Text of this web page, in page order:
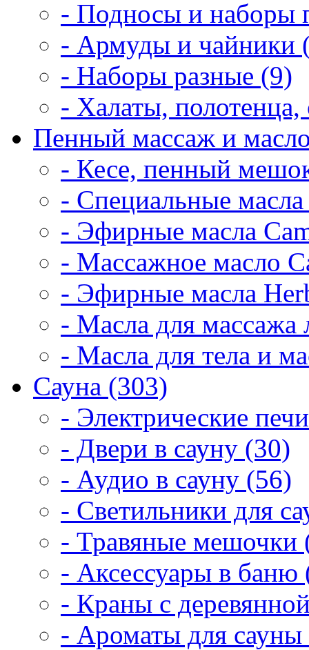
- Подносы и наборы
- Армуды и чайники
- Наборы разные (9)
- Халаты, полотенца,
Пенный массаж и
- Кесе, пенный
- Специальные
- Эфирные масла
- Массажное масло
- Эфирные масла
- Масла для массажа
- Масла для тела и
Сауна (303)
- Электрические
- Двери в сауну (30)
- Аудио в сауну (56)
- Светильники для
- Травяные мешочки
- Аксессуары в баню
- Краны с
- Ароматы для